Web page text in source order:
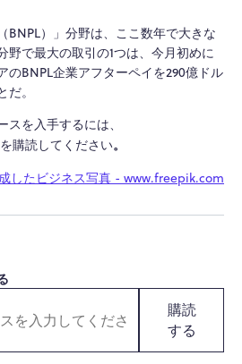
BNPL）」分野は、ここ数年で大きな
野で最大の取引の1つは、今月初めに
のBNPL企業アフターペイを290億ドル
。
を入手するには、
購読してください。
したビジネス写真 - www.freepik.com
購読
する